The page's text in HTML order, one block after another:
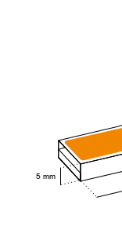
5 mm